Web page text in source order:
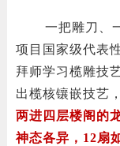
一把雕刀、
项目国家级代表
拜师学习榄雕技
出榄核镶嵌技艺
两进四层楼阁的
神态各异，12扇